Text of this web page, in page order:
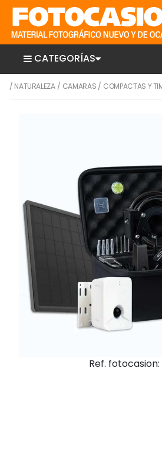
CATEGORÍAS
/ NATURALEZA/ CAMARAS / COMPACTAS Y
Ref.